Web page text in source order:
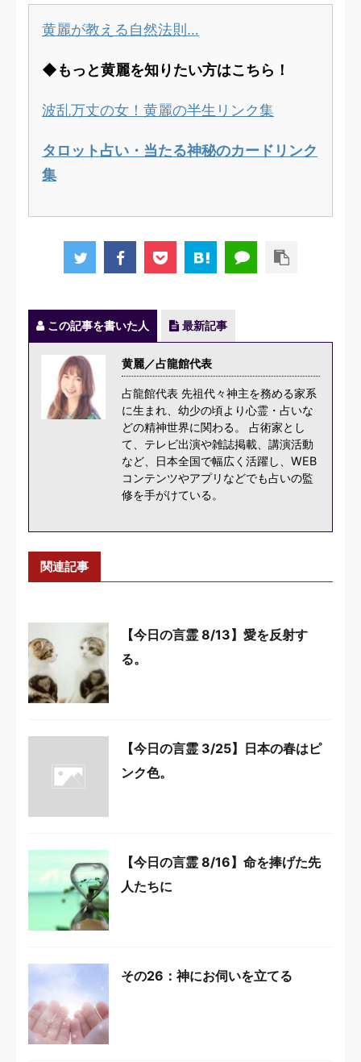
黄麗が教える自然法則…
◆もっと黄麗を知りたい方はこちら！
波乱万丈の女！黄麗の半生リンク集
タロット占い・当たる神秘のカードリンク
集
この記事を書いた人 最新記事
黄麗／占龍館代表
占龍館代表 先祖代々神主を務める家系
に生まれ、幼少の頃より心霊・占いな
どの精神世界に関わる。 占術家とし
て、テレビ出演や雑誌掲載、講演活動
など、日本全国で幅広く活躍し、WEB
コンテンツやアプリなどでも占いの監
修を手がけている。
関連記事
【今日の言霊 8/13】愛を反射す
る。
【今日の言霊 3/25】日本の春はピ
ンク色。
【今日の言霊 8/16】命を捧げた先
人たちに
その26：神にお伺いを立てる